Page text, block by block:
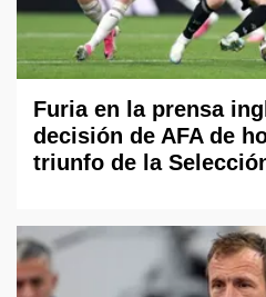
Furia en la prensa
decisión de AFA de
triunfo de la